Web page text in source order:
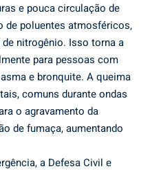
e pouca circulação de
de poluentes atmosféricos,
nitrogênio. Isso torna a
para pessoas com
e bronquite. A queima
comuns durante ondas
o agravamento da
de fumaça, aumentando
a Defesa Civil e